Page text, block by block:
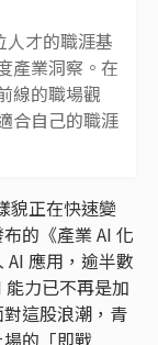
才的職涯基
產業洞察。在
線的職場觀
合自己的職涯
貌正在快速變
的《產業 AI 化
應用，逾半數
力已不再是加
這股浪潮，青
的「即戰